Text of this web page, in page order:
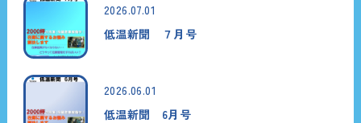
2026.07.01
低温新聞 ７月号
2026.06.01
低温新聞 6月号